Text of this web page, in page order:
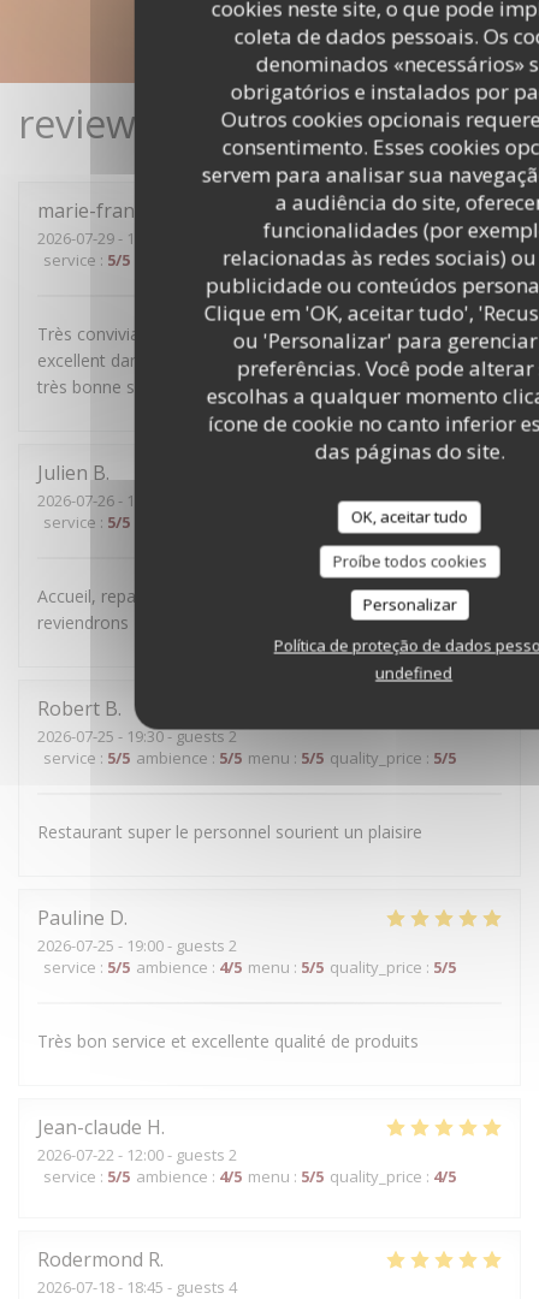
cookies neste site, o que pode
coleta de dados pessoais. Os
denominados «necessários»
obrigatórios e instalados por
Outros cookies opcionais
consentimento. Esses cookies
servem para analisar sua
a audiência do site,
funcionalidades (por
relacionadas às redes sociais)
publicidade ou conteúdos
Clique em 'OK, aceitar tudo',
ou 'Personalizar' para
preferências. Você pode alterar
escolhas a qualquer momento
ícone de cookie no canto inferior
das páginas do site.
OK, aceitar tudo
Proíbe todos cookies
Personalizar
Política de proteção de dados
undefined
marie-françoise
2026-07-29- 19:30 - guests 4
service : 5/5 5/5 menu:4/5 quality_price: 5/5
Très convivial, sans chichis, mets délicieux et service
excellent dans la bonne humeur. Nous avons passé une
très bonne soirée.
Julien B
2026-07-26 - 19:30 - guests 5
service : 5/5 quality_price:4/5
Accueil, repas et terrasse vraiment très sympa ! Nous
reviendrons 😉
Robert B
2026-07-25 - 19:30 - guests 2
service : 5/5 ambience : 5/5 menu : 5/5 quality_price : 5/5
Restaurant super le personnel sourient un plaisire
Pauline D
2026-07-25 - 19:00 - guests 2
service : 5/5 ambience : 4/5 menu : 5/5 quality_price : 5/5
Très bon service et excellente qualité de produits
Jean-claude H
2026-07-22 - 12:00 - guests 2
service : 5/5 ambience : 4/5 menu : 5/5 quality_price : 4/5
Rodermond R
2026-07-18- 18:45 - guests 4